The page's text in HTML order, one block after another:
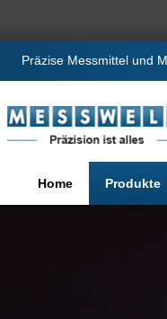
Präzise Messmittel und
Home Produkte